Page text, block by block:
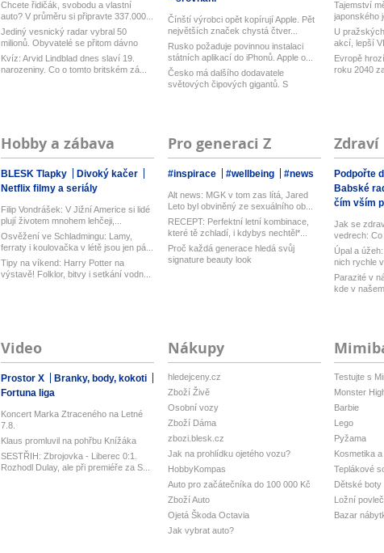
Chcete řidičák, svobodu a vlastní
auto? V průměru si připravte 337.000...
Jediný vesnický radar vybral 50
milionů. Obyvatelé se přitom dávno
bou...
Kvíz: Arvid Lindblad dnes slaví 19.
narozeniny. Co o tomto britském zá...
Čínští výrobci opět kopírují Apple. Pět
největších značek chystá čtver...
Rusko požaduje povinnou instalaci
státních aplikací do iPhonů. Apple o...
Česko má dalšího dodavatele
světových čipových gigantů. S
Tajemství
japonského
U
akcí, lepší
Evropě
roku 2040
Hobby a zábava
BLESK Tlapky
Divoký kačer
Netflix filmy a seriály
Filip Vondrášek: V Jižní Americe si lidé
plují životem mnohem lehčeji,...
Osvěžení ve Schladmingu: Lamy,
ferraty i koulovačka v létě jsou jen pá...
Tipy na víkend: Harry Potter na
výstavě! Folklor, bitvy i setkání vodn...
Pro generaci Z
#inspirace #wellbeing #news
Alt news: MGK v tom zas lítá, Jared
Leto byl obviněný ze sexuálního ob...
RECEPT: Perfektní letní kombinace,
které tě zchladí, i kdybys nechtěl*...
Proč každá generace hledá svůj
signature beauty look
Zdraví
Podpořte
Babské
čím vším
Jak se
vedrech: Co
Úpal a
nich rychle
Parazité v
kde v
Video
Prostor X
Branky, body, kokoti
Fortuna liga
Koncert Marka Ztraceného na Letné
7.8.
Klaus promluvil na pohřbu Knížáka
SESTŘIH: Zbrojovka - Liberec 0:1.
Rozhodl Dulay, ale při premiéře za S...
Nákupy
hledejceny.cz
Zboží Živě
Osobní vozy
Zboží Dáma
zbozi.blesk.cz
Jak na prohlídku ojetého vozu?
HobbyKompas
Auto pro začátečníka do 100 000 Kč
Zboží Auto
Ojetá Škoda Octavia
Jak vybrat auto?
Testujte s
Monster
Barbie
Lego
Pyžama
Kosmetika
Teplákové
Dětské boty
Ložní
Bazar